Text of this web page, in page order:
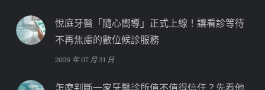
悅庭牙醫「隨心嚮導」正式上線！讓看診等待
不再焦慮的數位候診服務
2026 年 07 月 31 日